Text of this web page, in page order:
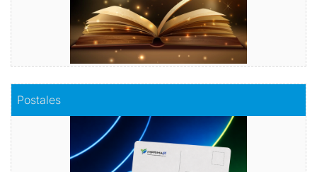
Postales
Dale vida a tus emociones con nuestras
postales.
Comprar